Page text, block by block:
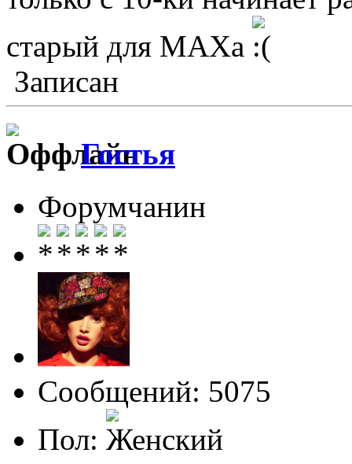
старый для МАХа
Записан
Гостья
Форумчанин
Сообщений: 5075
Пол: